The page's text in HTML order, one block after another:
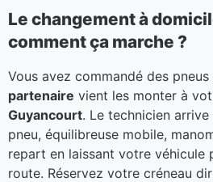
Le changement à
comment ça marche ?
Vous avez commandé des
partenaire vient les monter à
Guyancourt. Le technicien
pneu, équilibreuse mobile,
repart en laissant votre véhicule
route. Réservez votre créneau